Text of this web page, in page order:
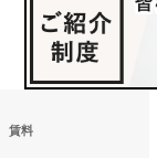
賃料